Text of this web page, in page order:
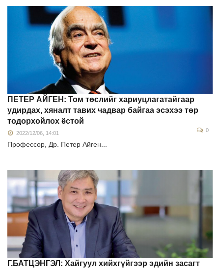
ПЕТЕР АЙГЕН: Том төслийг хариуцлагатайгаар
удирдах, хяналт тавих чадвар байгаа эсэхээ төр
тодорхойлох ёстой
2022/12/06, 14:01 0
Профессор, Др. Петер Айген...
Г.БАТЦЭНГЭЛ: Хайгуул хийхгүйгээр эдийн засагт